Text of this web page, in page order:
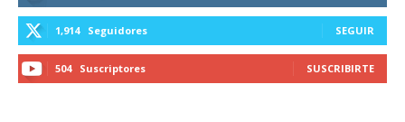
1,914 Seguidores SEGUIR
504 Suscriptores SUSCRIBIRTE